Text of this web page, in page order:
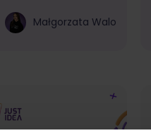
Małgorzata Walo